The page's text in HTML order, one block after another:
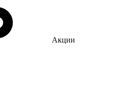
Акции